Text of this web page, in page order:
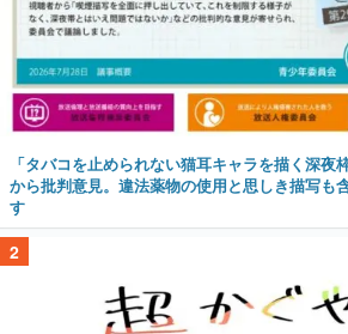
「タバコを止められない猫耳キャラを描く深夜
から批判意見。違法薬物の使用と思しき描写も
す
2